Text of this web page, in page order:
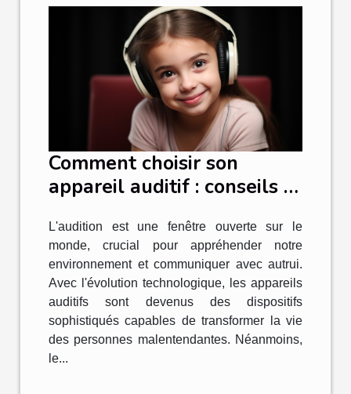
Comment choisir son
appareil auditif : conseils et
L'audition est une fenêtre ouverte sur le
monde, crucial pour appréhender notre
environnement et communiquer avec autrui.
Avec l'évolution technologique, les appareils
auditifs sont devenus des dispositifs
sophistiqués capables de transformer la vie
des personnes malentendantes. Néanmoins,
le...